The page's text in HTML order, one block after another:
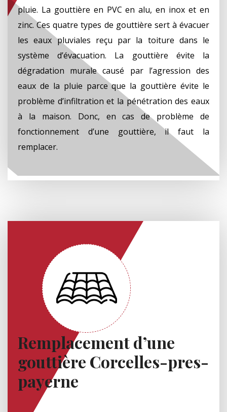
pluie. La gouttière en PVC en alu, en inox et en
zinc. Ces quatre types de gouttière sert à évacuer
les eaux pluviales reçu par la toiture dans le
système d’évacuation. La gouttière évite la
dégradation murale causé par l’agression des
eaux de la pluie parce que la gouttière évite le
problème d’infiltration et la pénétration des eaux
à la maison. Donc, en cas de problème de
fonctionnement d’une gouttière, il faut la
remplacer.
Remplacement d’une
gouttière Corcelles-pres-
payerne